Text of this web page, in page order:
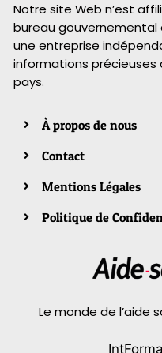
Notre site Web n’est
bureau gouvernemental
une entreprise
informations précieuses
pays.
À propos de nous
Contact
Mentions Légales
Politique de
Le monde de l’aide